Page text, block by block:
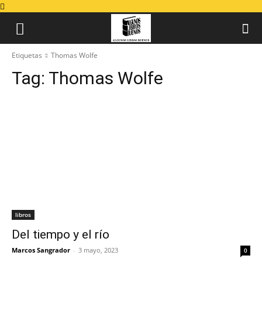
Etiquetas Thomas Wolfe
Tag: Thomas Wolfe
libros
Del tiempo y el río
Marcos Sangrador - 3 mayo, 2023 0